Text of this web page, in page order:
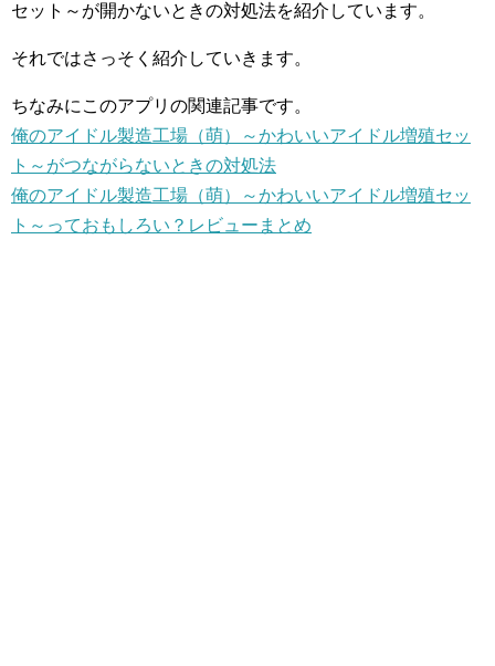
セット～が開かないときの対処法を紹介しています。
それではさっそく紹介していきます。
ちなみにこのアプリの関連記事です。
俺のアイドル製造工場（萌）～かわいいアイドル増殖セッ
ト～がつながらないときの対処法
俺のアイドル製造工場（萌）～かわいいアイドル増殖セッ
ト～っておもしろい？レビューまとめ